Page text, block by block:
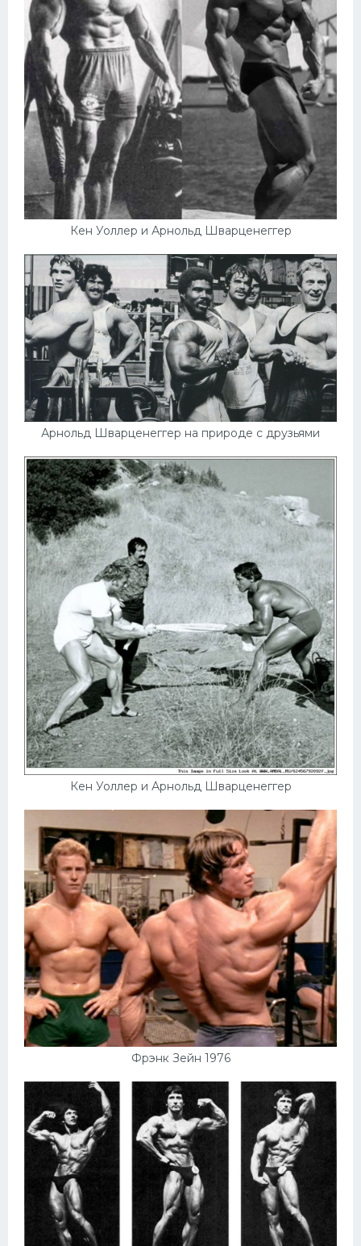
Кен Уоллер и Арнольд Шварценеггер
Арнольд Шварценеггер на природе с друзьями
Кен Уоллер и Арнольд Шварценеггер
Фрэнк Зейн 1976